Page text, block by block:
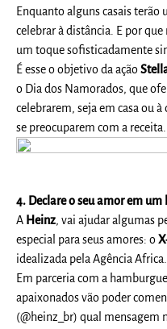
Enquanto alguns casais
celebrar à distância. E por
um toque sofisticadamente
É esse o objetivo da ação
o Dia dos Namorados, que
celebrarem, seja em casa ou
se preocuparem com a receita.
4. Declare o seu amor em
A Heinz, vai ajudar algumas
especial para seus amores: o
idealizada pela Agência Africa.
Em parceria com a
apaixonados vão poder
(@heinz_br) qual mensagem